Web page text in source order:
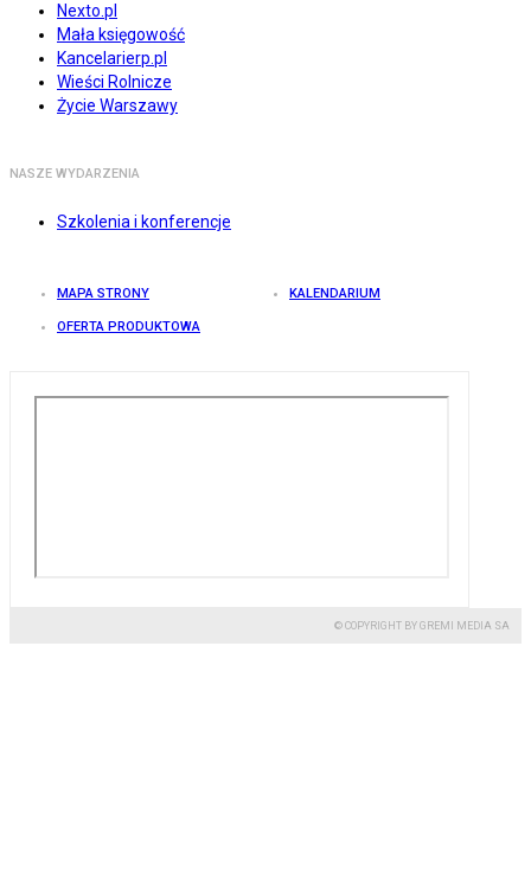
Nexto.pl
Mała księgowość
Kancelarierp.pl
Wieści Rolnicze
Życie Warszawy
NASZE WYDARZENIA
Szkolenia i konferencje
MAPA STRONY KALENDARIUM
OFERTA PRODUKTOWA
© COPYRIGHT BY GREMI MEDIA SA